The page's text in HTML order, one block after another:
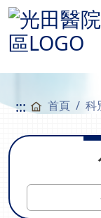
::: 首頁 科